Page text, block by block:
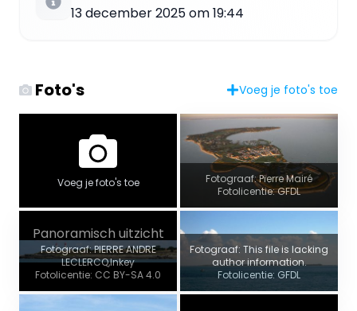
13 december 2025 om 19:44
Foto's Voeg je foto's toe
Voeg je foto's toe
Fotograaf: Pierre Mairé
Fotolicentie: GFDL
Panoramisch uitzicht
Fotograaf: PIERRE ANDRE
LECLERCQ,Inkey
Fotolicentie: CC BY-SA 4.0
Fotograaf: This file is lacking
author information.
Fotolicentie: GFDL